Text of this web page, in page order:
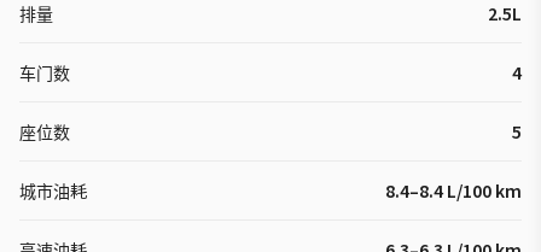
排量 2.5L
车门数 4
座位数 5
城市油耗 8.4–8.4 L/100 km